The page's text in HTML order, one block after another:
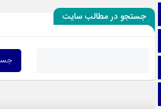
ایتا جستجو در مطالب سایت